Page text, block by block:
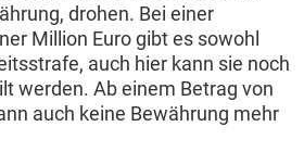
drohen. Bei einer
Million Euro gibt es sowohl
auch hier kann sie noch
werden. Ab einem Betrag von
auch keine Bewährung mehr